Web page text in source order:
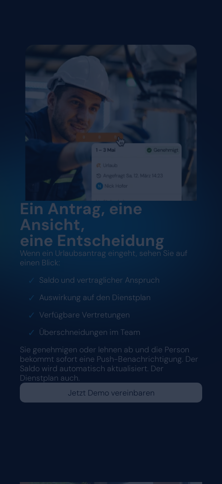
Ein Antrag, eine
Ansicht,
eine Entscheidung
Wenn ein Urlaubsantrag eingeht, sehen Sie auf
einen Blick:
Saldo und vertraglicher Anspruch
Auswirkung auf den Dienstplan
Verfügbare Vertretungen
Überschneidungen im Team
Sie genehmigen oder lehnen ab und die Person
bekommt sofort eine Push-Benachrichtigung. Der
Saldo wird automatisch aktualisiert. Der
Dienstplan auch.
Jetzt Demo vereinbaren